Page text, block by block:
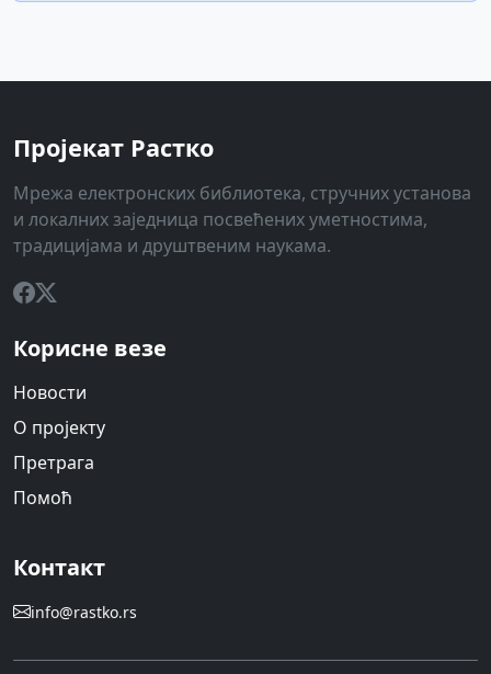
Пројекат Растко
Мрежа електронских библиотека, стручних установа
и локалних заједница посвећених уметностима,
традицијама и друштвеним наукама.
Корисне везе
Новости
О пројекту
Претрага
Помоћ
Контакт
info@rastko.rs